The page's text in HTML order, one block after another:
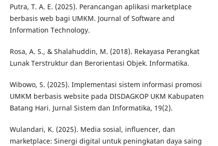
Putra, T. A. E. (2025). Perancangan aplikasi marketplace
berbasis web bagi UMKM. Journal of Software and
Information Technology.
Rosa, A. S., & Shalahuddin, M. (2018). Rekayasa Perangkat
Lunak Terstruktur dan Berorientasi Objek. Informatika.
Wibowo, S. (2025). Implementasi sistem informasi promosi
UMKM berbasis website pada DISDAGKOP UKM Kabupaten
Batang Hari. Jurnal Sistem dan Informatika, 19(2).
Wulandari, K. (2025). Media sosial, influencer, dan
marketplace: Sinergi digital untuk peningkatan daya saing